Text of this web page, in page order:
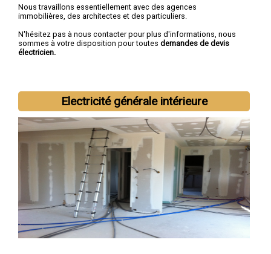
Nous travaillons essentiellement avec des agences
immobilières, des architectes et des particuliers.
N'hésitez pas à nous contacter pour plus d'informations, nous
sommes à votre disposition pour toutes demandes de devis
électricien.
Electricité générale intérieure